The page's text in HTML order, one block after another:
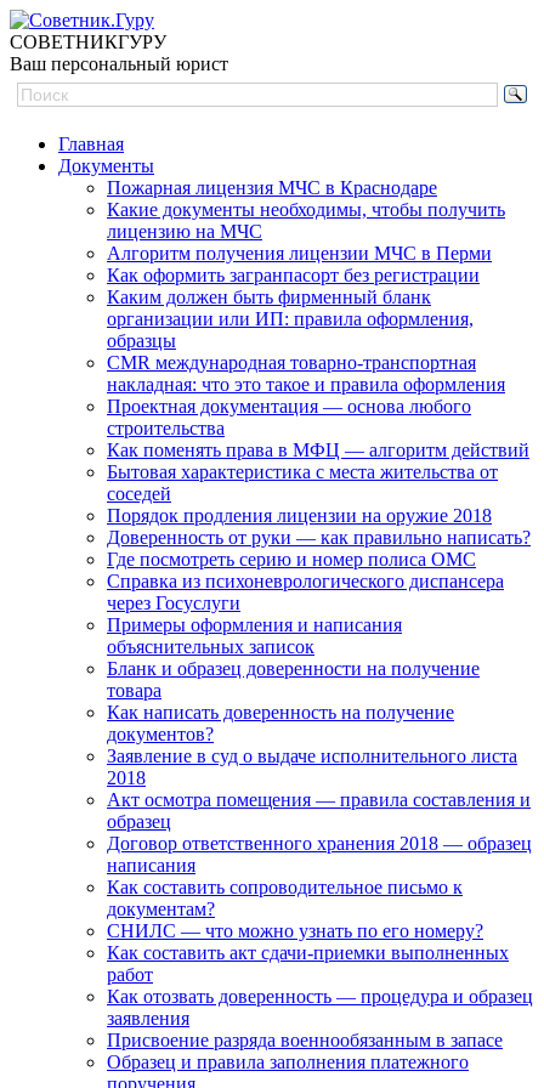
СОВЕТНИКГУРУ
Ваш персональный юрист
Главная
Документы
Пожарная лицензия МЧС в Краснодаре
Какие документы необходимы, чтобы получить
лицензию на МЧС
Алгоритм получения лицензии МЧС в Перми
Как оформить загранпасорт без регистрации
Каким должен быть фирменный бланк
организации или ИП: правила оформления,
образцы
CMR международная товарно-транспортная
накладная: что это такое и правила оформления
Проектная документация — основа любого
строительства
Как поменять права в МФЦ — алгоритм действий
Бытовая характеристика с места жительства от
соседей
Порядок продления лицензии на оружие 2018
Доверенность от руки — как правильно написать?
Где посмотреть серию и номер полиса ОМС
Справка из психоневрологического диспансера
через Госуслуги
Примеры оформления и написания
объяснительных записок
Бланк и образец доверенности на получение
товара
Как написать доверенность на получение
документов?
Заявление в суд о выдаче исполнительного листа
2018
Акт осмотра помещения — правила составления и
образец
Договор ответственного хранения 2018 — образец
написания
Как составить сопроводительное письмо к
документам?
СНИЛС — что можно узнать по его номеру?
Как составить акт сдачи-приемки выполненных
работ
Как отозвать доверенность — процедура и образец
заявления
Присвоение разряда военнообязанным в запасе
Образец и правила заполнения платежного
поручения